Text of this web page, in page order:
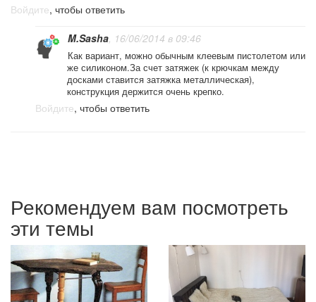
Войдите, чтобы ответить
M.Sasha, 16/06/2014 в 09:46
Как вариант, можно обычным клеевым пистолетом или
же силиконом.За счет затяжек (к крючкам между
досками ставится затяжка металлическая),
конструкция держится очень крепко.
Войдите, чтобы ответить
Рекомендуем вам посмотреть
эти темы